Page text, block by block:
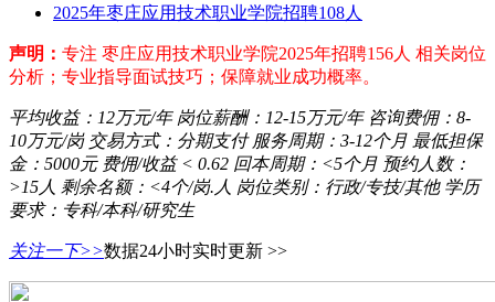
2025年枣庄应用技术职业学院招聘108人
声明： 专注 枣庄应用技术职业学院2025年招聘156人 相关岗位
分析；专业指导面试技巧；保障就业成功概率。
平均收益： 12万元/年 岗位薪酬： 12-15万元/年 咨询费佣： 8-
10万元/岗 交易方式： 分期支付 服务周期： 3-12个月 最低担保
金： 5000元 费佣/收益 < 0.62 回本周期： <5个月 预约人数：
>15人 剩余名额： <4个/岗.人 岗位类别： 行政/专技/其他 学历
要求： 专科/本科/研究生
关注一下>>数据24小时实时更新 >>